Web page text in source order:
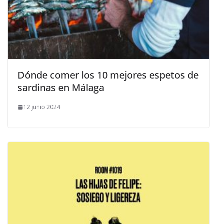
​Dónde comer los 10 mejores espetos de
sardinas en Málaga
12 junio 2024